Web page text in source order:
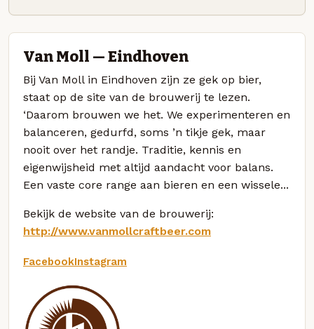
Van Moll — Eindhoven
Bij Van Moll in Eindhoven zijn ze gek op bier,
staat op de site van de brouwerij te lezen.
‘Daarom brouwen we het. We experimenteren en
balanceren, gedurfd, soms ’n tikje gek, maar
nooit over het randje. Traditie, kennis en
eigenwijsheid met altijd aandacht voor balans.
Een vaste core range aan bieren en een wissele...
Bekijk de website van de brouwerij:
http://www.vanmollcraftbeer.com
FacebookInstagram